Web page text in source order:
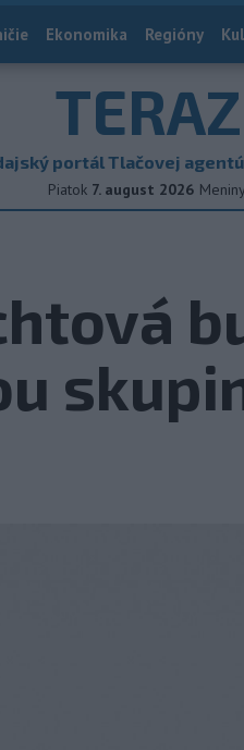
Ekonomika Regióny
TERAZ
portál Tlačovej
Piatok 7. august 2026